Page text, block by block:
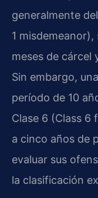
generalmente
1
meses de cárcel
Sin embargo,
período de 10
Clase 6 (Class 6
a cinco años de
evaluar sus
la clasificación